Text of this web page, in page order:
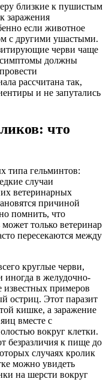
близкие к пушистым
заражения
если животное
с другими ушастыми.
черви чаще
симптомы должны
рассчитана так,
и не запутались
что
типа гельминтов:
случаи
ветеринарных
причиной
помнить, что
только ветеринар
пересекаются между
круглые черви,
иногда в желудочно-
примеров
остриц. Этот паразит
кишке, а заражение
вместе с
вокруг клетки.
безразличия к пище до
случаях кролик
можно увидеть
на шерсти вокруг